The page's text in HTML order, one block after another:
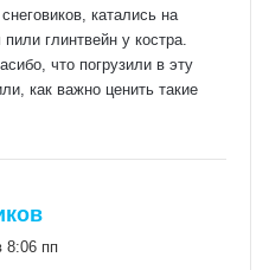
катались на
глинтвейн у костра.
что погрузили в эту
как важно ценить такие
8:06 пп